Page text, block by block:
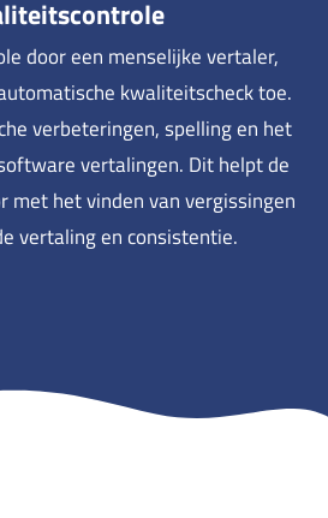
door een menselijke vertaler,
kwaliteitscheck toe.
verbeteringen, spelling en het
vertalingen. Dit helpt de
met het vinden van vergissingen
vertaling en consistentie.